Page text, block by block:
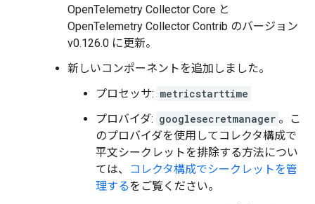
OpenTelemetry Collector Core と
OpenTelemetry Collector Contrib のバージョン
v0.126.0 に更新。
新しいコンポーネントを追加しました。
プロセッサ: metricstarttime
プロバイダ: googlesecretmanager 。こ
のプロバイダを使用してコレクタ構成で
平文シークレットを排除する方法につい
ては、
コレクタ構成でシークレットを管
理するをご覧ください。